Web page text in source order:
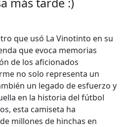
que usó La Vinotinto en su
que evoca memorias
de los aficionados
no solo representa un
un legado de esfuerzo y
en la historia del fútbol
esta camiseta ha
millones de hinchas en